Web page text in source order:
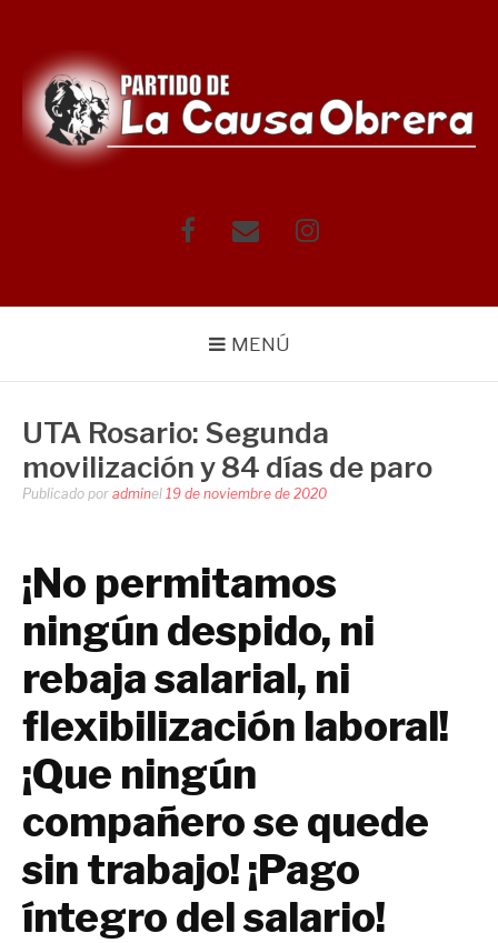
contenido
FacebookCorreo Instagram
MENÚ
UTA Rosario: Segunda
movilización y 84 días de paro
Publicado por adminel 19 de noviembre de 2020
¡No permitamos
ningún despido, ni
rebaja salarial, ni
flexibilización laboral!
¡Que ningún
compañero se quede
sin trabajo! ¡Pago
íntegro del salario!